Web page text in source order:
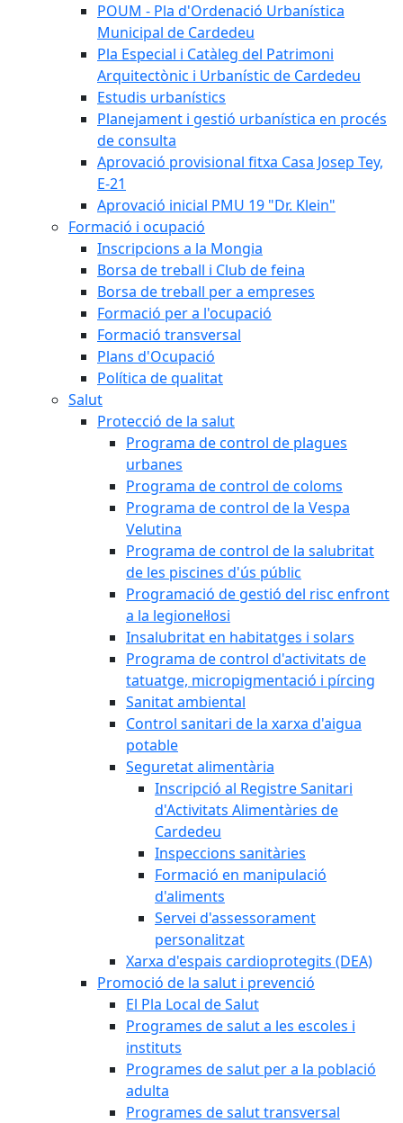
POUM - Pla d'Ordenació Urbanística
Municipal de Cardedeu
Pla Especial i Catàleg del Patrimoni
Arquitectònic i Urbanístic de Cardedeu
Estudis urbanístics
Planejament i gestió urbanística en procés
de consulta
Aprovació provisional fitxa Casa Josep Tey,
E-21
Aprovació inicial PMU 19 "Dr. Klein"
Formació i ocupació
Inscripcions a la Mongia
Borsa de treball i Club de feina
Borsa de treball per a empreses
Formació per a l'ocupació
Formació transversal
Plans d'Ocupació
Política de qualitat
Salut
Protecció de la salut
Programa de control de plagues
urbanes
Programa de control de coloms
Programa de control de la Vespa
Velutina
Programa de control de la salubritat
de les piscines d'ús públic
Programació de gestió del risc enfront
a la legionel·losi
Insalubritat en habitatges i solars
Programa de control d'activitats de
tatuatge, micropigmentació i pírcing
Sanitat ambiental
Control sanitari de la xarxa d'aigua
potable
Seguretat alimentària
Inscripció al Registre Sanitari
d'Activitats Alimentàries de
Cardedeu
Inspeccions sanitàries
Formació en manipulació
d'aliments
Servei d'assessorament
personalitzat
Xarxa d'espais cardioprotegits (DEA)
Promoció de la salut i prevenció
El Pla Local de Salut
Programes de salut a les escoles i
instituts
Programes de salut per a la població
adulta
Programes de salut transversal